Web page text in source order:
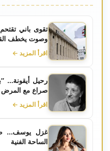
تقوى باني
وصوت يخطف
اقرأ المزيد ←
رحيل أيقونة…
صراع مع المرض
اقرأ المزيد ←
غزل يوسف…
الساحة الفنية